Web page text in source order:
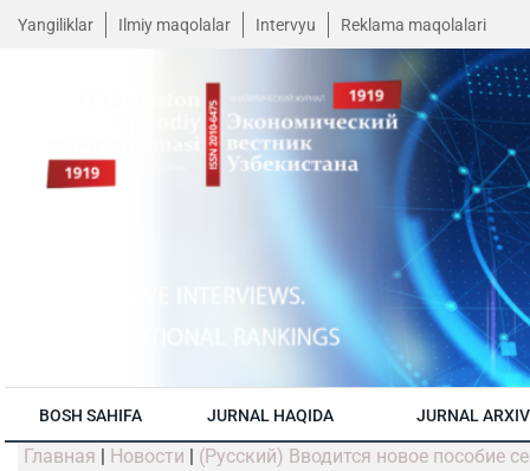
Yangiliklar Ilmiy maqolalar Intervyu Reklama maqolalari
BOSH SAHIFA JURNAL HAQIDA JURNAL
Главная | Новости | (Русский) Вводится новое пособие